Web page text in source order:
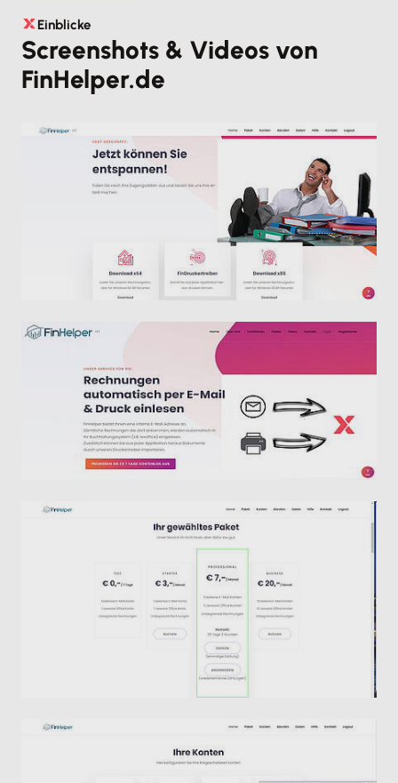
Einblicke
Screenshots & Videos von
FinHelper.de